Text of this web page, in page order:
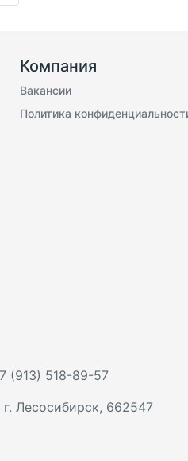
Компания
Вакансии
Политика
(913) 518-89-57
г. Лесосибирск, 662547